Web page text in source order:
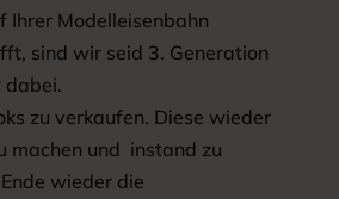
Ihrer Modelleisenbahn
sind wir seid 3. Generation
dabei.
zu verkaufen. Diese wieder
machen und instand zu
wieder die